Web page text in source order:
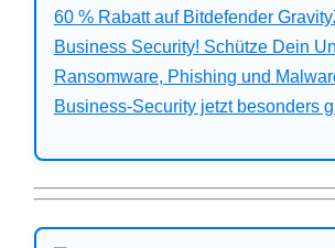
60 % Rabatt auf Bitdefender
Business Security! Schütze Dein
Ransomware, Phishing und
Business-Security jetzt besonders